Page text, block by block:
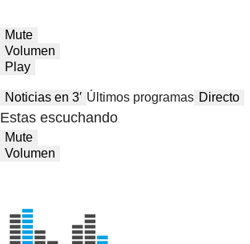
Mute
Volumen
Play
Noticias en 3′ Últimos programas Directo
Estas escuchando
Mute
Volumen